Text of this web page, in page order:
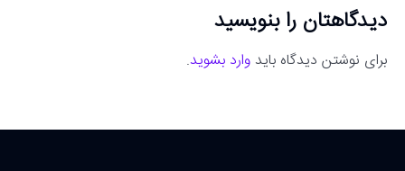
دیدگاهتان را بنویسید
برای نوشتن دیدگاه باید وارد بشوید.